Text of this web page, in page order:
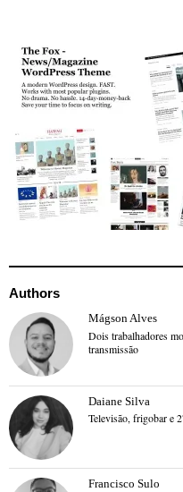
Authors
Mágson Alves
Dois trabalhadores
transmissão
Daiane Silva
Televisão, frigobar e
Francisco Sulo